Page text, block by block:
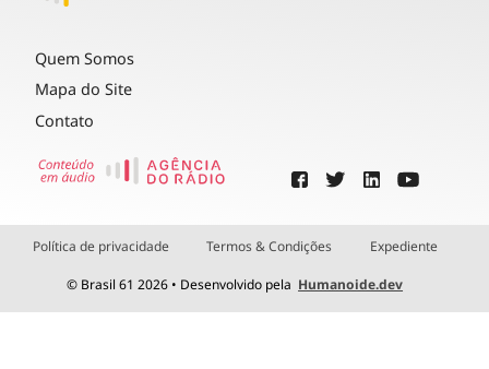
Quem Somos
Mapa do Site
Contato
Política de privacidade Termos & Condições Expediente
© Brasil 61 2026 • Desenvolvido pela Humanoide.dev